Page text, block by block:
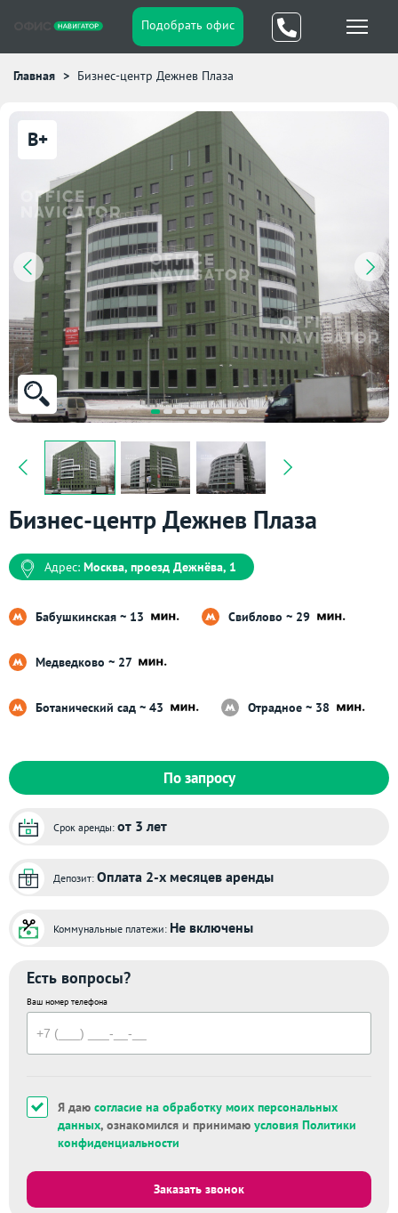
Подобрать офис
Главная Бизнес-центр Дежнев Плаза
B+
Бизнес-центр Дежнев Плаза
Адрес: Москва, проезд Дежнёва, 1
Бабушкинская ~ 13 Свиблово ~ 29
Медведково ~ 27
Ботанический сад ~ 43 Отрадное ~ 38
По запросу
Срок аренды: от 3 лет
Депозит: Оплата 2-х месяцев аренды
Коммунальные платежи: Не включены
Есть вопросы?
Ваш номер телефона
Я даю согласие на обработку моих персональных
данных, ознакомился и принимаю условия Политики
конфиденциальности
Заказать звонок